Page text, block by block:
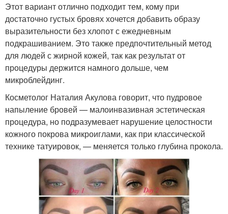
Этот вариант отлично подходит тем, кому при
достаточно густых бровях хочется добавить образу
выразительности без хлопот с ежедневным
подкрашиванием. Это также предпочтительный метод
для людей с жирной кожей, так как результат от
процедуры держится намного дольше, чем
микроблейдинг.
Косметолог Наталия Акулова говорит, что пудровое
напыление бровей — малоинвазивная эстетическая
процедура, но подразумевает нарушение целостности
кожного покрова микроиглами, как при классической
технике татуировок, — меняется только глубина прокола.